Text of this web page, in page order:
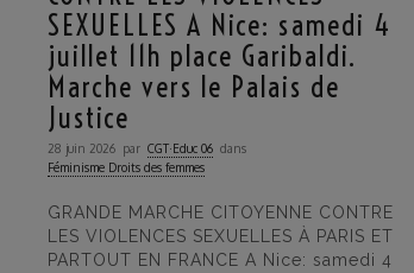
SEXUELLES A Nice: samedi 4
juillet 11h place Garibaldi.
Marche vers le Palais de
Justice
28 juin 2026 par CGT·Educ 06 dans
Féminisme Droits des femmes
GRANDE MARCHE CITOYENNE CONTRE
LES VIOLENCES SEXUELLES À PARIS ET
PARTOUT EN FRANCE A Nice: samedi 4